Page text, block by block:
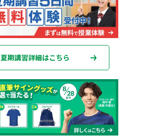
夏期講習詳細はこちら